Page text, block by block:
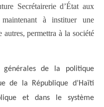
Secrétairerie d’État aux
à instituer une
autres, permettra à la société
de la politique
de la République d’Haïti
et dans le système